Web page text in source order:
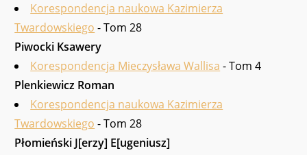
Korespondencja naukowa Kazimierza
Twardowskiego - Tom 28
Piwocki Ksawery
Korespondencja Mieczysława Wallisa - Tom 4
Plenkiewicz Roman
Korespondencja naukowa Kazimierza
Twardowskiego - Tom 28
Płomieński J[erzy] E[ugeniusz]